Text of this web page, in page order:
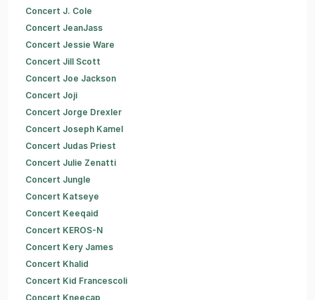
Concert J. Cole
Concert JeanJass
Concert Jessie Ware
Concert Jill Scott
Concert Joe Jackson
Concert Joji
Concert Jorge Drexler
Concert Joseph Kamel
Concert Judas Priest
Concert Julie Zenatti
Concert Jungle
Concert Katseye
Concert Keeqaid
Concert KEROS-N
Concert Kery James
Concert Khalid
Concert Kid Francescoli
Concert Kneecap